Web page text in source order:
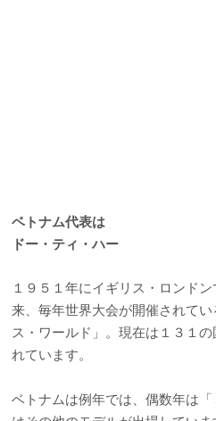
ベトナム代表は
ドー・ティ・ハー
１９５１年にイギリス・ロンド
来、毎年世界大会が開催されて
ス・ワールド」。現在は１３１
れています。
ベトナムは例年では、偶数年は